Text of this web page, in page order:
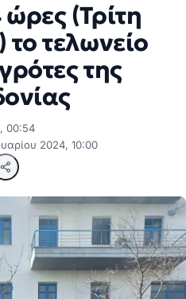
(Τρίτη
τελωνείο
της
00:54
2024, 10:00